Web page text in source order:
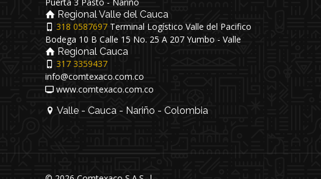
Regional Valle del Cauca
318 0587697 Terminal Logístico Valle del Pacifico
Bodega 10 B Calle 15 No. 25 A 207 Yumbo - Valle
Regional Cauca
317 3359437
info@comtexaco.com.co
www.comtexaco.com.co
Valle - Cauca - Nariño - Colombia